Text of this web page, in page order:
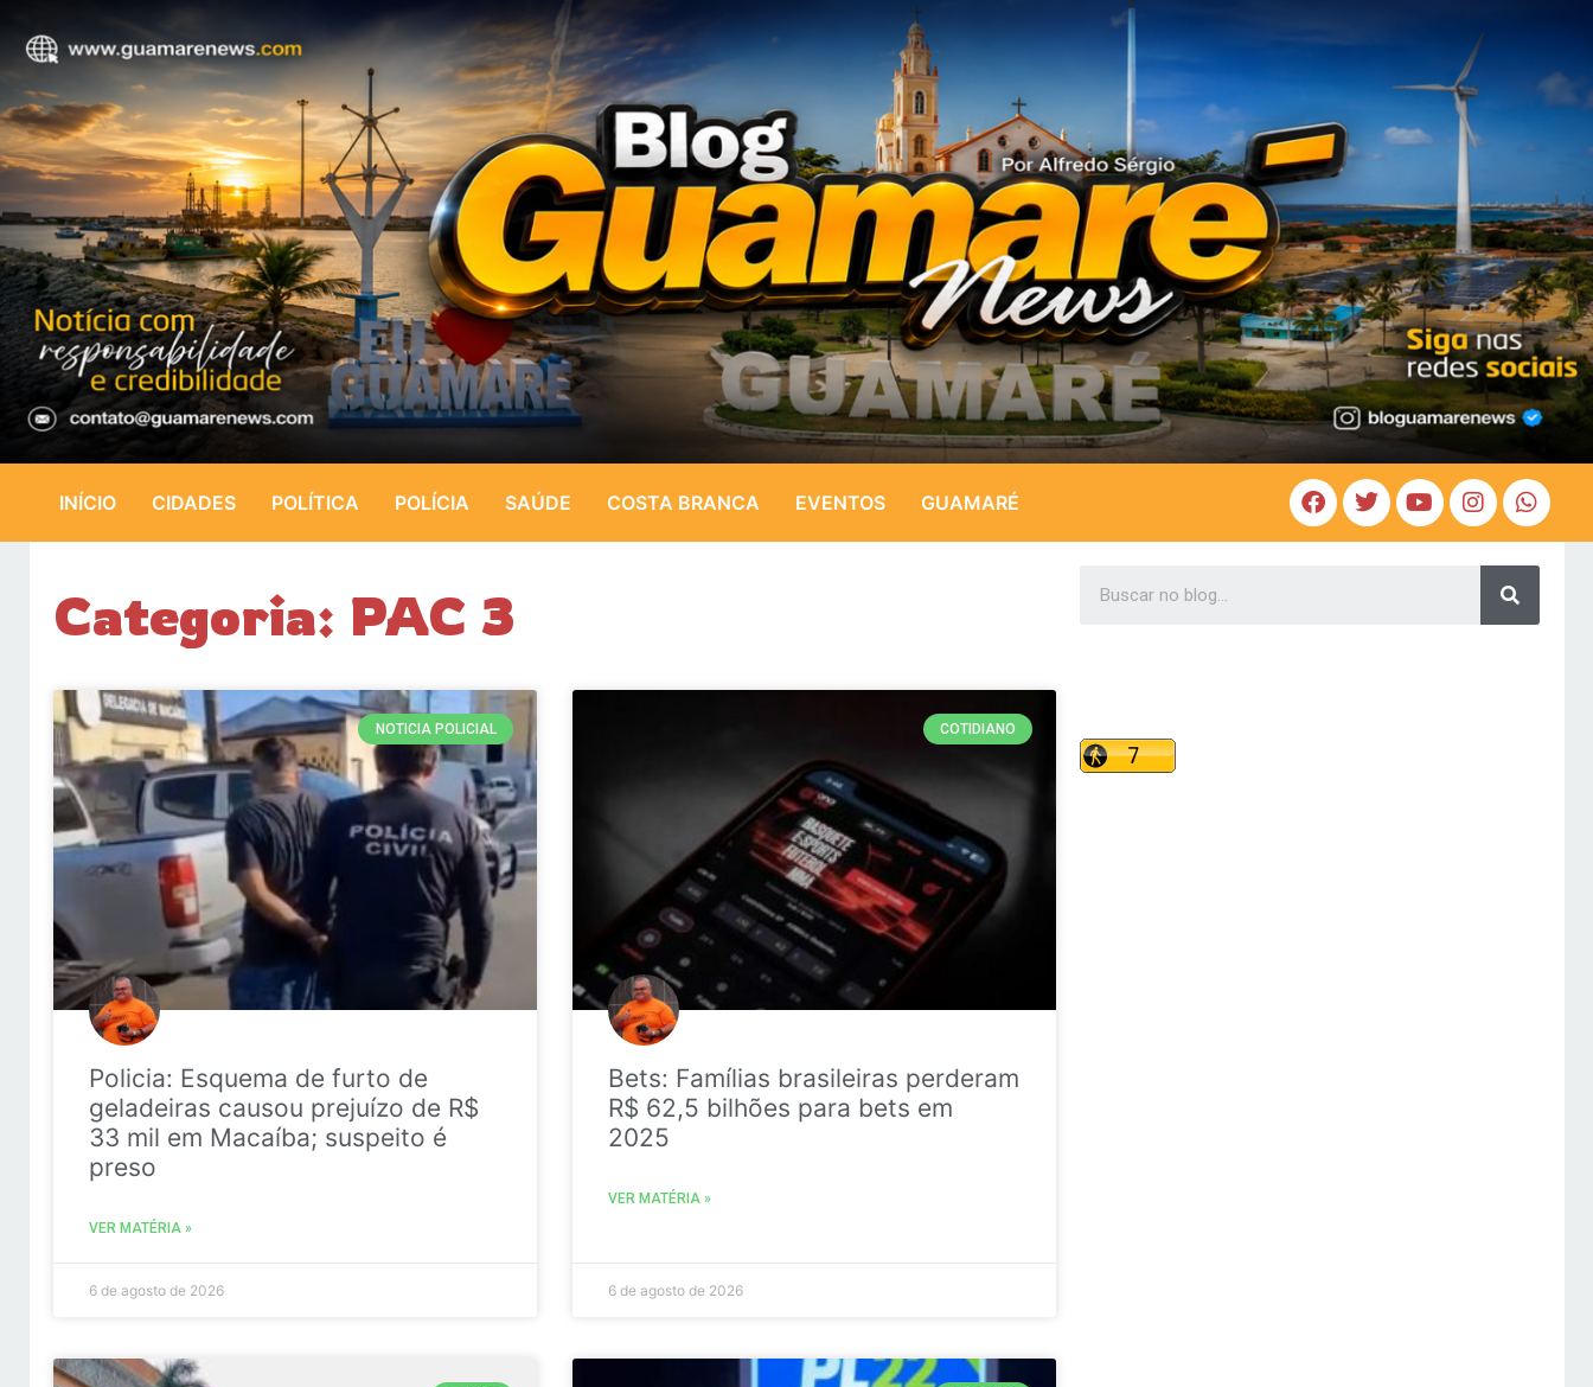
INÍCIO CIDADES POLÍTICA POLÍCIA SAÚDE COSTA BRANCA EVENTOS GUAMARÉ
Categoria: PAC 3
NOTICIA POLICIAL
Policia: Esquema de furto de
geladeiras causou prejuízo de R$
33 mil em Macaíba; suspeito é
preso
VER MATÉRIA »
6 de agosto de 2026
COTIDIANO
Bets: Famílias brasileiras perderam
R$ 62,5 bilhões para bets em
2025
VER MATÉRIA »
6 de agosto de 2026